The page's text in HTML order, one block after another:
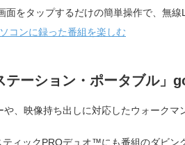
面をタップするだけの簡単操作で、無
コンに録った番組を楽しむ
テーション・ポータブル」
、映像持ち出しに対応したウォーク
ィックPROデュオ™にも番組のダビン